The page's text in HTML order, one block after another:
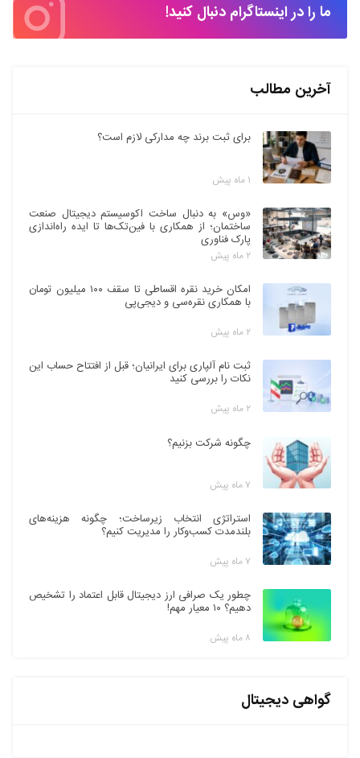
ما را در اینستاگرام دنبال کنید!
آخرین مطالب
برای ثبت برند چه مدارکی لازم است؟
۱ ماه پیش
«وس» به دنبال ساخت اکوسیستم دیجیتال صنعت
ساختمان؛ از همکاری با فین‌تک‌ها تا ایده راه‌اندازی
پارک فناوری
۲ ماه پیش
امکان خرید نقره اقساطی تا سقف ۱۰۰ میلیون تومان
با همکاری نقره‌سی و دیجی‌پی
۲ ماه پیش
ثبت نام آلپاری برای ایرانیان؛ قبل از افتتاح حساب این
نکات را بررسی کنید
۲ ماه پیش
چگونه شرکت بزنیم؟
۷ ماه پیش
استراتژی انتخاب زیرساخت؛ چگونه هزینه‌های
بلندمدت کسب‌وکار را مدیریت کنیم؟
۷ ماه پیش
چطور یک صرافی ارز دیجیتال قابل اعتماد را تشخیص
دهیم؟ ۱۰ معیار مهم!
۸ ماه پیش
گواهی دیجیتال